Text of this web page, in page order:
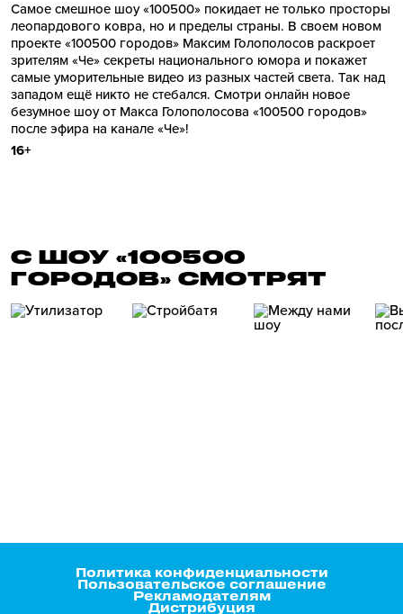
Самое смешное шоу «100500» покидает не только просторы
леопардового ковра, но и пределы страны. В своем новом
проекте «100500 городов» Максим Голополосов раскроет
зрителям «Че» секреты национального юмора и покажет
самые уморительные видео из разных частей света. Так над
западом ещё никто не стебался. Смотри онлайн новое
безумное шоу от Макса Голополосова «100500 городов»
после эфира на канале «Че»!
16+
С ШОУ «100500
ГОРОДОВ» СМОТРЯТ
Политика конфиденциальности
Пользовательское соглашение
Рекламодателям
Дистрибуция